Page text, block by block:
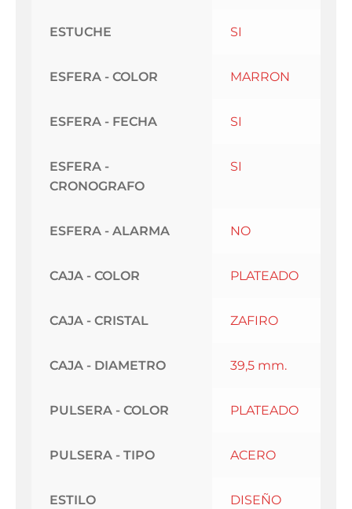
ESTUCHE SI
ESFERA - COLOR MARRON
ESFERA - FECHA SI
ESFERA -
CRONOGRAFO
SI
ESFERA - ALARMA NO
CAJA - COLOR PLATEADO
CAJA - CRISTAL ZAFIRO
CAJA - DIAMETRO 39,5 mm.
PULSERA - COLOR PLATEADO
PULSERA - TIPO ACERO
ESTILO DISEÑO